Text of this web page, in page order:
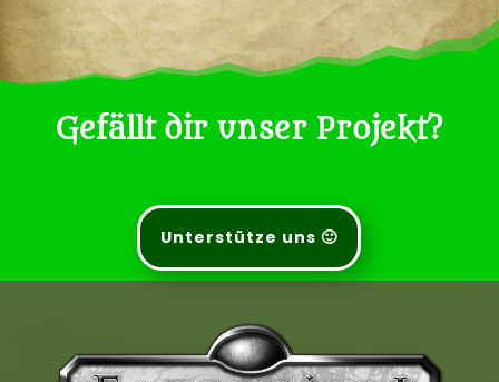
Gefällt dir unser Projekt?
Unterstütze uns 🙂